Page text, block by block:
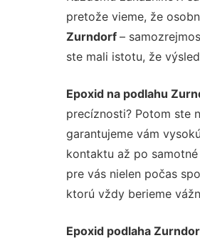
pretože vieme, že
Zurndorf –
ste mali istotu, že
Epoxid na podlahu
precíznosti? Potom ste
garantujeme vám
kontaktu až po
pre vás nielen počas
ktorú vždy berieme
Epoxid podlaha